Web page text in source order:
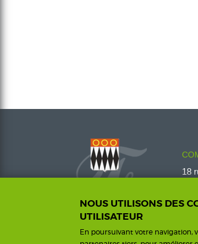
18
NOUS UTILISONS DES
UTILISATEUR
En poursuivant votre navigation,